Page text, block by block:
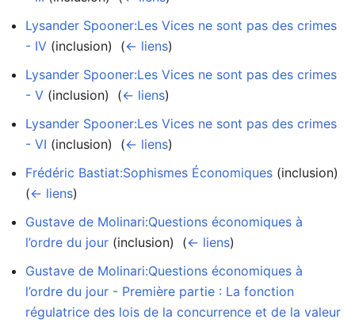
Lysander Spooner:Les Vices ne sont pas des crimes
- IV (inclusion) ‎ (← liens)
Lysander Spooner:Les Vices ne sont pas des crimes
- V (inclusion) ‎ (← liens)
Lysander Spooner:Les Vices ne sont pas des crimes
- VI (inclusion) ‎ (← liens)
Frédéric Bastiat:Sophismes Économiques (inclusion) ‎
(← liens)
Gustave de Molinari:Questions économiques à
l’ordre du jour (inclusion) ‎ (← liens)
Gustave de Molinari:Questions économiques à
l’ordre du jour - Première partie : La fonction
régulatrice des lois de la concurrence et de la valeur